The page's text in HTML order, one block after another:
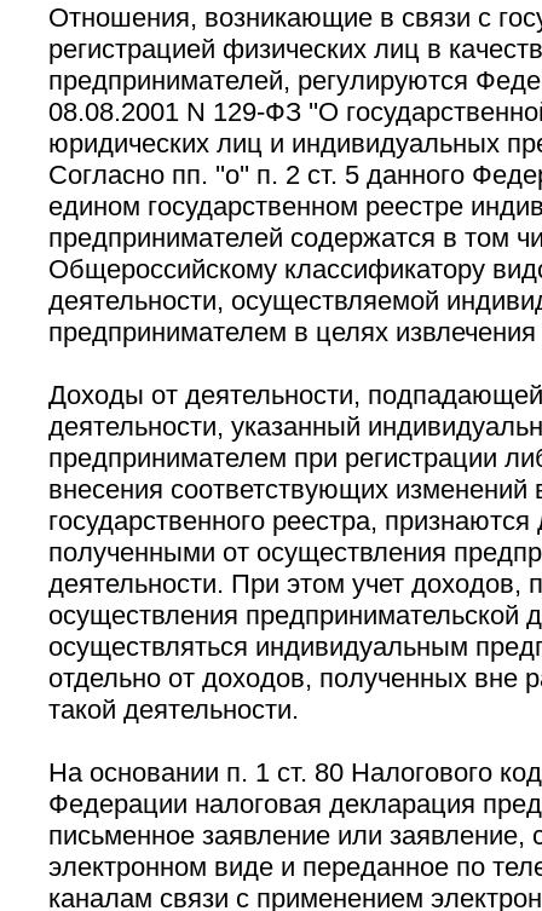
Отношения, возникающие в связи с
регистрацией физических лиц в
предпринимателей, регулируются
08.08.2001 N 129-ФЗ ''О
юридических лиц и индивидуальных
Согласно пп. ''о'' п. 2 ст. 5 данного
едином государственном реестре
предпринимателей содержатся в том
Общероссийскому классификатору
деятельности, осуществляемой
предпринимателем в целях
Доходы от деятельности,
деятельности, указанный
предпринимателем при регистрации
внесения соответствующих изменений
государственного реестра,
полученными от осуществления
деятельности. При этом учет доходов,
осуществления предпринимательской
осуществляться индивидуальным
отдельно от доходов, полученных вне
такой деятельности.
На основании п. 1 ст. 80 Налогового
Федерации налоговая декларация
письменное заявление или заявление,
электронном виде и переданное по
каналам связи с применением